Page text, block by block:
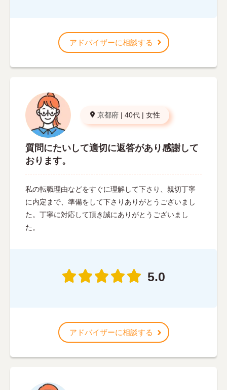
アドバイザーに相談する
京都府 | 40代 | 女性
質問にたいして適切に返答があり感謝して
おります。
私の転職理由などをすぐに理解して下さり、親切丁寧
に内定まで、準備をして下さりありがとうございまし
た。丁寧に対応して頂き誠にありがとうございまし
た。
5.0
アドバイザーに相談する